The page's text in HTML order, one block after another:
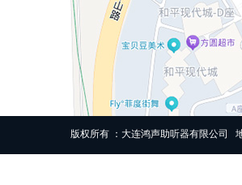
版权所有 ：大连鸿声助听器有限公司